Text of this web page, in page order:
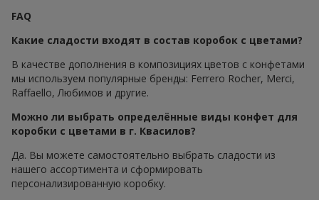
FAQ
Какие сладости входят в состав коробок с цветами?
В качестве дополнения в композициях цветов с конфетами
мы используем популярные бренды: Ferrero Rocher, Merci,
Raffaello, Любимов и другие.
Можно ли выбрать определённые виды конфет для
коробки с цветами в г. Квасилов?
Да. Вы можете самостоятельно выбрать сладости из
нашего ассортимента и сформировать
персонализированную коробку.